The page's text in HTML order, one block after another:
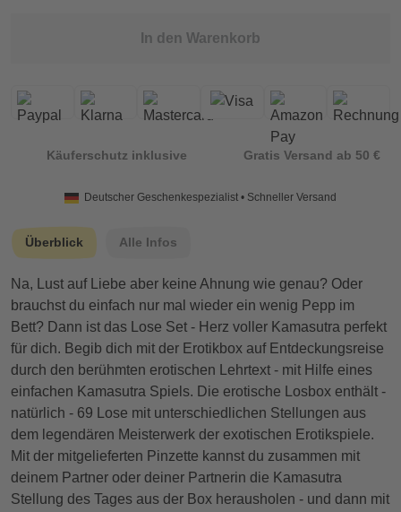
In den Warenkorb
Käuferschutz inklusive Gratis Versand ab 50 €
Deutscher Geschenkespezialist • Schneller Versand
Überblick Alle Infos
Na, Lust auf Liebe aber keine Ahnung wie genau? Oder
brauchst du einfach nur mal wieder ein wenig Pepp im
Bett? Dann ist das Lose Set - Herz voller Kamasutra perfekt
für dich. Begib dich mit der Erotikbox auf Entdeckungsreise
durch den berühmten erotischen Lehrtext - mit Hilfe eines
einfachen Kamasutra Spiels. Die erotische Losbox enthält -
natürlich - 69 Lose mit unterschiedlichen Stellungen aus
dem legendären Meisterwerk der exotischen Erotikspiele.
Mit der mitgelieferten Pinzette kannst du zusammen mit
deinem Partner oder deiner Partnerin die Kamasutra
Stellung des Tages aus der Box herausholen - und dann mit